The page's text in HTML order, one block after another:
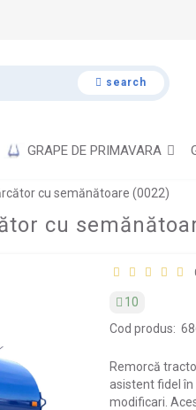
search
GRAPE DE PRIMAVARA
cu semănătoare (0022)
cu
10
Cod produs:
Remorcă
asistent fidel
modificari.